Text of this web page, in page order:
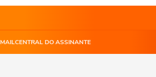
CENTRAL DO ASSINANTE